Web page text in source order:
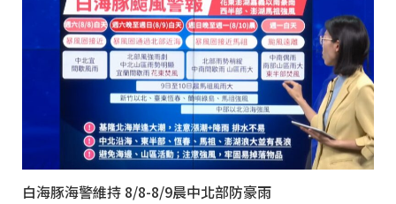
白海豚海警維持 8/8-8/9晨中北部防豪雨